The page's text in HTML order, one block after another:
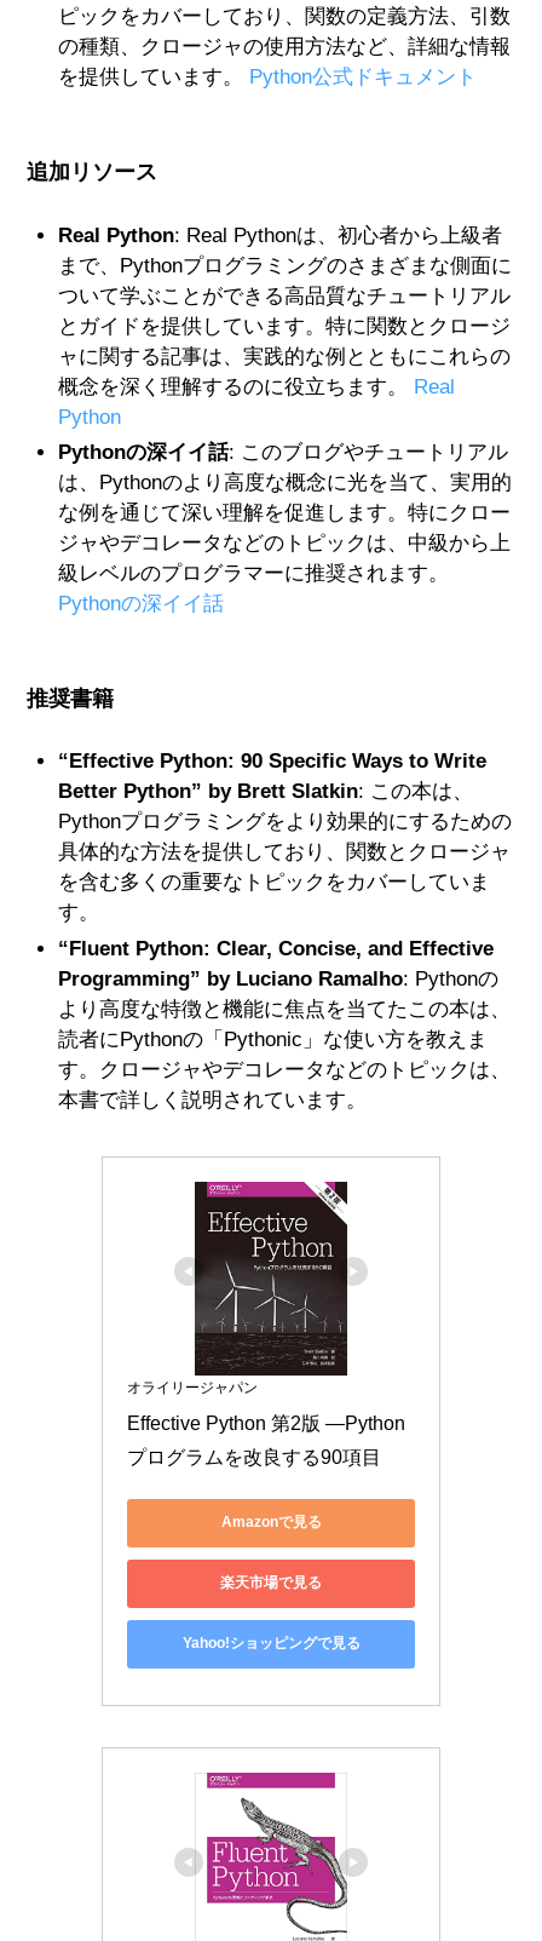
ピックをカバーしており、関数の定義方法、引数
の種類、クロージャの使用方法など、詳細な情報
を提供しています。
Python公式ドキュメント
追加リソース
Real Python: Real Pythonは、初心者から上級者
まで、Pythonプログラミングのさまざまな側面に
ついて学ぶことができる高品質なチュートリアル
とガイドを提供しています。特に関数とクロージ
ャに関する記事は、実践的な例とともにこれらの
概念を深く理解するのに役立ちます。 Real
Python
Pythonの深イイ話: このブログやチュートリアル
は、Pythonのより高度な概念に光を当て、実用的
な例を通じて深い理解を促進します。特にクロー
ジャやデコレータなどのトピックは、中級から上
級レベルのプログラマーに推奨されます。
Pythonの深イイ話
推奨書籍
“Effective Python: 90 Specific Ways to Write
Better Python” by Brett Slatkin: この本は、
Pythonプログラミングをより効果的にするための
具体的な方法を提供しており、関数とクロージャ
を含む多くの重要なトピックをカバーしていま
す。
“Fluent Python: Clear, Concise, and Effective
Programming” by Luciano Ramalho: Pythonの
より高度な特徴と機能に焦点を当てたこの本は、
読者にPythonの「Pythonic」な使い方を教えま
す。クロージャやデコレータなどのトピックは、
本書で詳しく説明されています。
オライリージャパン
Effective Python 第2版 ―Python
プログラムを改良する90項目
Amazonで見る
楽天市場で見る
Yahoo!ショッピングで見る